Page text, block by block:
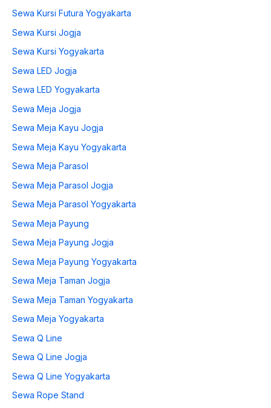
Sewa Kursi Futura Yogyakarta
Sewa Kursi Jogja
Sewa Kursi Yogyakarta
Sewa LED Jogja
Sewa LED Yogyakarta
Sewa Meja Jogja
Sewa Meja Kayu Jogja
Sewa Meja Kayu Yogyakarta
Sewa Meja Parasol
Sewa Meja Parasol Jogja
Sewa Meja Parasol Yogyakarta
Sewa Meja Payung
Sewa Meja Payung Jogja
Sewa Meja Payung Yogyakarta
Sewa Meja Taman Jogja
Sewa Meja Taman Yogyakarta
Sewa Meja Yogyakarta
Sewa Q Line
Sewa Q Line Jogja
Sewa Q Line Yogyakarta
Sewa Rope Stand